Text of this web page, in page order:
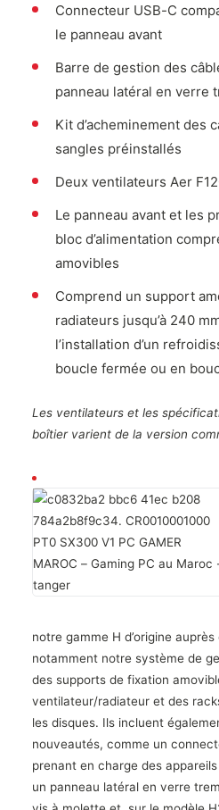
Connecteur USB-C
le panneau avant
Barre de gestion des
panneau latéral en verre
Kit d’acheminement des
sangles préinstallés
Deux ventilateurs Aer
Le panneau avant et les
bloc d’alimentation
amovibles
Comprend un support
radiateurs jusqu’à 240
l’installation d’un
boucle fermée ou en
Les ventilateurs et les
boîtier varient de la version
notre gamme H d’origine
notamment notre système de
des supports de fixation
ventilateur/radiateur et des
les disques. Ils incluent
nouveautés, comme un
prenant en charge des
un panneau latéral en verre